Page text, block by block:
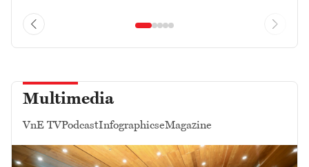
Multimedia
VnE TVPodcastInfographicseMagazine